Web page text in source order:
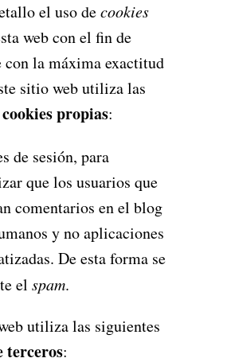
el uso decookies
web con el fin de
la máxima exactitud
sitio web utiliza las
cookies propias:
de sesión, para
que los usuarios que
comentarios en el blog
y no aplicaciones
De esta forma se
el spam.
utiliza las siguientes
terceros: